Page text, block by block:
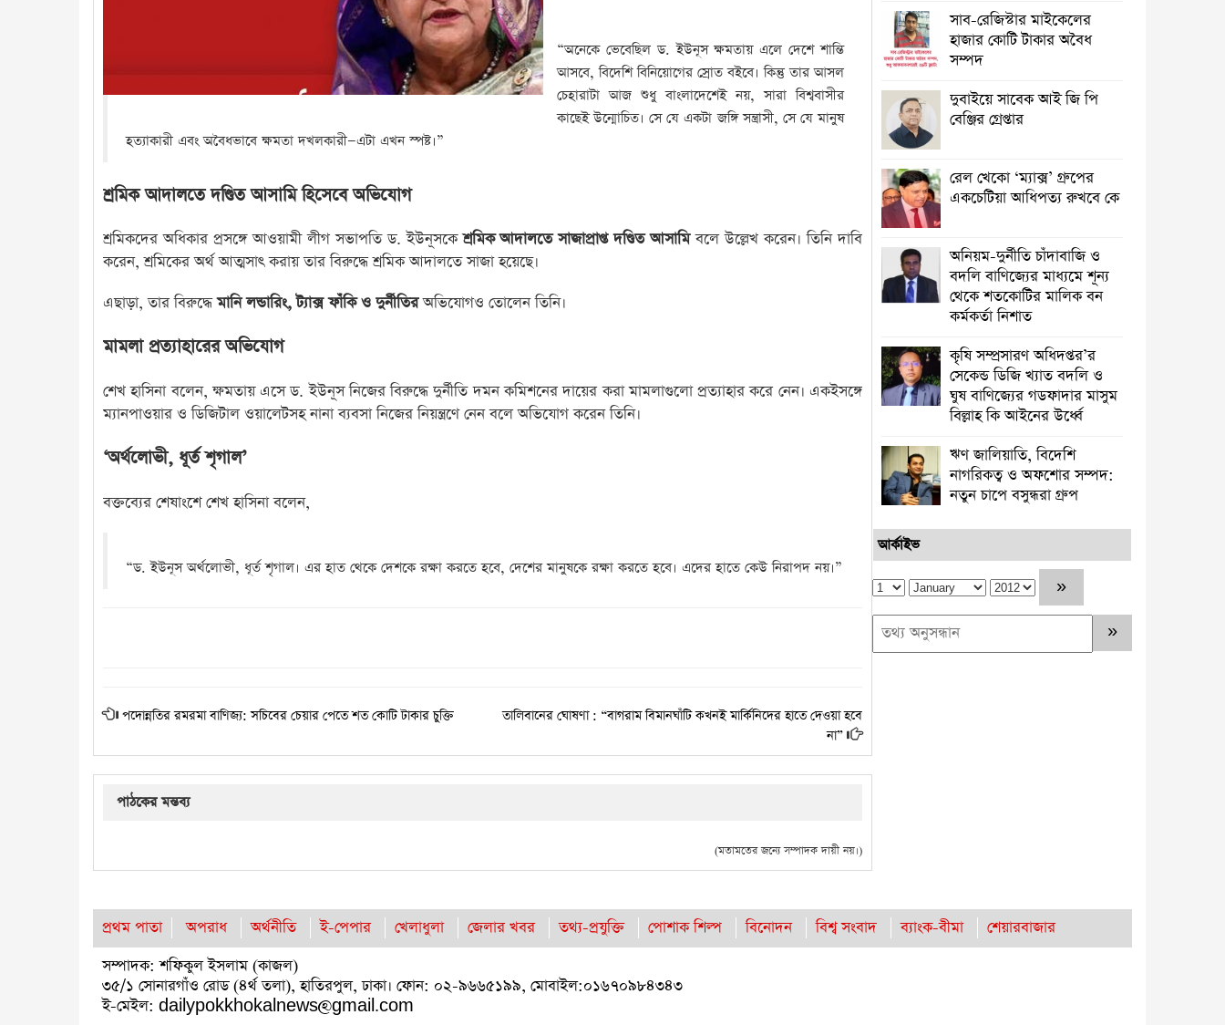
“অনেকে ভেবেছিল ড. ইউনূস ক্ষমতায় এলে দেশে শান্তি
আসবে, বিদেশি বিনিয়োগের স্রোত বইবে। কিন্তু তার আসল
চেহারাটা আজ শুধু বাংলাদেশেই নয়, সারা বিশ্ববাসীর
কাছেই উন্মোচিত। সে যে একটা জঙ্গি সন্ত্রাসী, সে যে মানুষ
হত্যাকারী এবং অবৈধভাবে ক্ষমতা দখলকারী—এটা এখন স্পষ্ট।”
শ্রমিক আদালতে দণ্ডিত আসামি হিসেবে অভিযোগ
শ্রমিকদের অধিকার প্রসঙ্গে আওয়ামী লীগ সভাপতি ড. ইউনূসকেশ্রমিক আদালতে সাজাপ্রাপ্ত দণ্ডিত আসামিবলে উল্লেখ করেন। তিনি দাবি
করেন, শ্রমিকের অর্থ আত্মসাৎ করায় তার বিরুদ্ধে শ্রমিক আদালতে সাজা হয়েছে।
এছাড়া, তার বিরুদ্ধেমানি লন্ডারিং, ট্যাক্স ফাঁকি ও দুর্নীতিরঅভিযোগও তোলেন তিনি।
মামলা প্রত্যাহারের অভিযোগ
শেখ হাসিনা বলেন, ক্ষমতায় এসে ড. ইউনূস নিজের বিরুদ্ধে দুর্নীতি দমন কমিশনের দায়ের করা মামলাগুলো প্রত্যাহার করে নেন। একইসঙ্গে
ম্যানপাওয়ার ও ডিজিটাল ওয়ালেটসহ নানা ব্যবসা নিজের নিয়ন্ত্রণে নেন বলে অভিযোগ করেন তিনি।
‘অর্থলোভী, ধূর্ত শৃগাল’
বক্তব্যের শেষাংশে শেখ হাসিনা বলেন,
“ড. ইউনূস অর্থলোভী, ধূর্ত শৃগাল। এর হাত থেকে দেশকে রক্ষা করতে হবে, দেশের মানুষকে রক্ষা করতে হবে। এদের হাতে কেউ নিরাপদ নয়।”
পদোন্নতির রমরমা বাণিজ্য: সচিবের চেয়ার পেতে শত কোটি টাকার চুক্তি
তালিবানের ঘোষণা : “বাগরাম বিমানঘাঁটি কখনই মার্কিনিদের হাতে দেওয়া হবে
না”
সাব-রেজিস্টার মাইকেলের
হাজার কোটি টাকার অবৈধ
সম্পদ
দুবাইয়ে সাবেক আই জি পি
বেঞ্জির গ্রেপ্তার
রেল খেকো ‘ম্যাক্স’ গ্রুপের
একচেটিয়া আধিপত্য রুখবে কে
অনিয়ম-দুর্নীতি চাঁদাবাজি ও
বদলি বাণিজ্যের মাধ্যমে শূন্য
থেকে শতকোটির মালিক বন
কর্মকর্তা নিশাত
কৃষি সম্প্রসারণ অধিদপ্তর’র
সেকেন্ড ডিজি খ্যাত বদলি ও
ঘুষ বাণিজ্যের গডফাদার মাসুম
বিল্লাহ কি আইনের উর্ধ্বে
ঋণ জালিয়াতি, বিদেশি
নাগরিকত্ব ও অফশোর সম্পদ:
নতুন চাপে বসুন্ধরা গ্রুপ
আর্কাইভ
পাঠকের মন্তব্য
(মতামতের জন্যে সম্পাদক দায়ী নয়।)
প্রথম পাতা অপরাধ অর্থনীতি ই-পেপার খেলাধুলা জেলার খবর তথ্য-প্রযুক্তি পোশাক শিল্প বিনোদন বিশ্ব সংবাদ ব্যাংক-বীমা
শেয়ারবাজার
সম্পাদক: শফিকুল ইসলাম (কাজল)
৩৫/১ সোনারগাঁও রোড (৪র্থ তলা), হাতিরপুল, ঢাকা। ফোন: ০২-৯৬৬৫১৯৯, মোবাইল:০১৬৭০৯৮৪৩৪৩
ই-মেইল: dailypokkhokalnews@gmail.com